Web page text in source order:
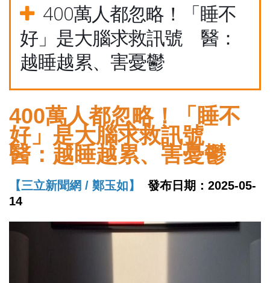
400萬人都忽略！「睡不
好」是大腦求救訊號 醫：
越睡越累、害憂鬱
400萬人都忽略！「睡不
好」是大腦求救訊號
醫：越睡越累、害憂鬱
【三立新聞網 / 鄭玉如】
發布日期：2025-05-
14